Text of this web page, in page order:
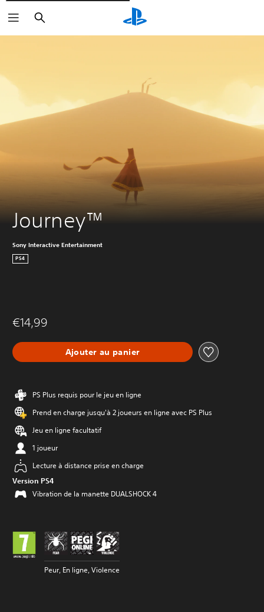
Rechercher
Journey™
Sony Interactive Entertainment
PS4
€14,99
Ajouter au panier
PS Plus requis pour le jeu en ligne
Prend en charge jusqu'à 2 joueurs en ligne avec PS Plus
Jeu en ligne facultatif
1 joueur
Lecture à distance prise en charge
Version PS4
Vibration de la manette DUALSHOCK 4
Peur, En ligne, Violence